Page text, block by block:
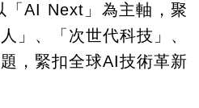
「AI Next」為主軸，聚
」、「次世代科技」、
，緊扣全球AI技術革新